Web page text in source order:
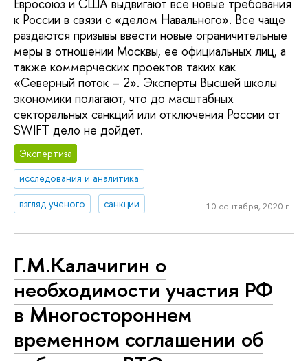
Евросоюз и США выдвигают все новые требования
к России в связи с «делом Навального». Все чаще
раздаются призывы ввести новые ограничительные
меры в отношении Москвы, ее официальных лиц, а
также коммерческих проектов таких как
«Северный поток – 2». Эксперты Высшей школы
экономики полагают, что до масштабных
секторальных санкций или отключения России от
SWIFT дело не дойдет.
Экспертиза
исследования и аналитика
взгляд ученого
санкции 10 сентября, 2020 г.
Г.М.Калачигин о
необходимости участия РФ
в Многостороннем
временном соглашении об